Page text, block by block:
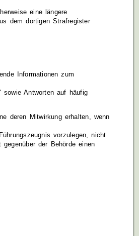
eine längere
dem dortigen Strafregister
Informationen zum
sowie Antworten auf häufig
deren Mitwirkung erhalten, wenn
vorzulegen, nicht
der Behörde einen